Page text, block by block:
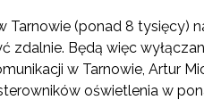
Tarnowie (ponad 8 tysięcy)
zdalnie. Będą więc
w Tarnowie, Artur
oświetlenia w